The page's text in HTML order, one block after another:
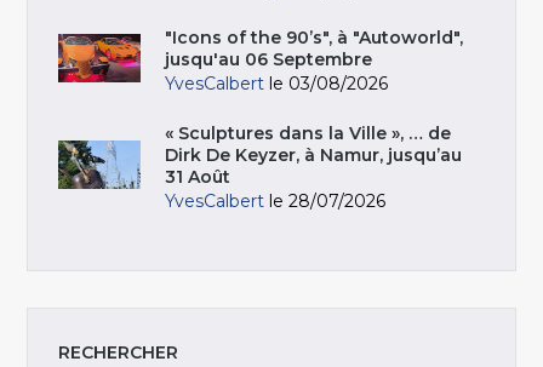
"Icons of the 90’s", à "Autoworld",
jusqu'au 06 Septembre
YvesCalbert le 03/08/2026
« Sculptures dans la Ville », … de
Dirk De Keyzer, à Namur, jusqu’au
31 Août
YvesCalbert le 28/07/2026
RECHERCHER